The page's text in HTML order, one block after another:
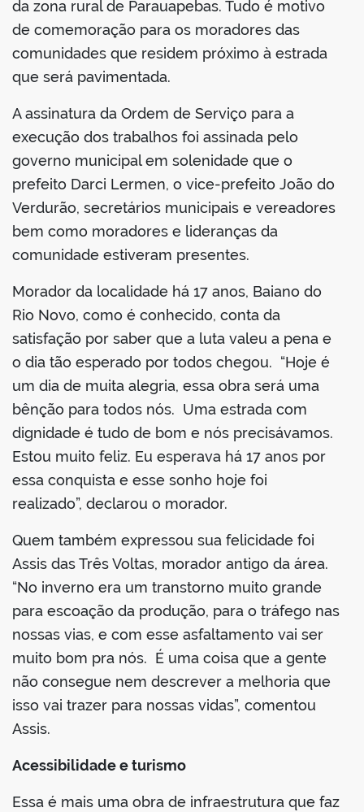
da zona rural de Parauapebas. Tudo é motivo
de comemoração para os moradores das
comunidades que residem próximo à estrada
que será pavimentada.
A assinatura da Ordem de Serviço para a
execução dos trabalhos foi assinada pelo
governo municipal em solenidade que o
prefeito Darci Lermen, o vice-prefeito João do
Verdurão, secretários municipais e vereadores
bem como moradores e lideranças da
comunidade estiveram presentes.
Morador da localidade há 17 anos, Baiano do
Rio Novo, como é conhecido, conta da
satisfação por saber que a luta valeu a pena e
o dia tão esperado por todos chegou. “Hoje é
um dia de muita alegria, essa obra será uma
bênção para todos nós. Uma estrada com
dignidade é tudo de bom e nós precisávamos.
Estou muito feliz. Eu esperava há 17 anos por
essa conquista e esse sonho hoje foi
realizado”, declarou o morador.
Quem também expressou sua felicidade foi
Assis das Três Voltas, morador antigo da área.
“No inverno era um transtorno muito grande
para escoação da produção, para o tráfego nas
nossas vias, e com esse asfaltamento vai ser
muito bom pra nós. É uma coisa que a gente
não consegue nem descrever a melhoria que
isso vai trazer para nossas vidas”, comentou
Assis.
Acessibilidade e turismo
Essa é mais uma obra de infraestrutura que faz